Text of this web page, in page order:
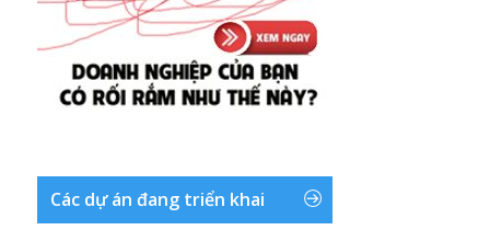
Các dự án đang triển khai